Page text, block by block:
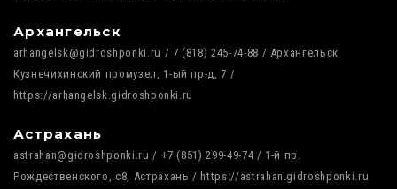
Архангельск
arhangelsk@gidroshponki.ru / 7 (818) 245-74-88 / Архангельск
Кузнечихинский промузел, 1-ый пр-д, 7 /
https://arhangelsk.gidroshponki.ru
Астрахань
astrahan@gidroshponki.ru / +7 (851) 299-49-74 / 1-й пр.
Рождественского, с8, Астрахань / https://astrahan.gidroshponki.ru